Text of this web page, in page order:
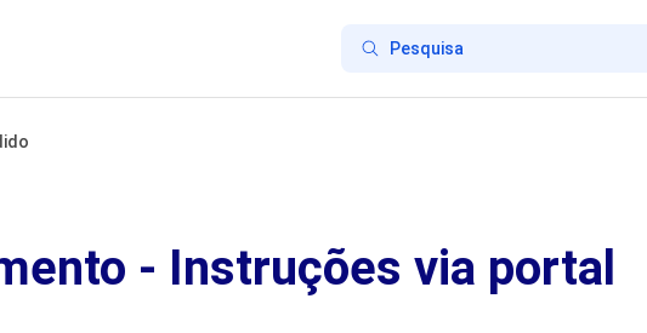
- Instruções via portal